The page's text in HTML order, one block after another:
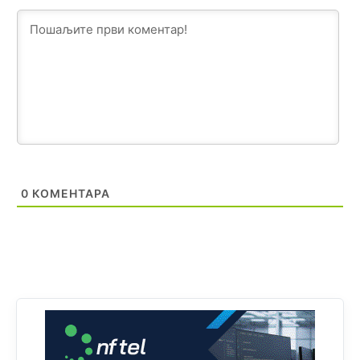
0 КОМЕНТАРА
Анонимно2818605 11:17
Sa ovim procentom, Bosna i Hercegovina ima najvišu
Анонимно2818605
Prema podacima o informaciono-komunikacionim
tehnologijama, čak 33,4% domaćinstava u BiH uopšte
nema pristup računaru bilo koje vrste (desktop, laptop ili